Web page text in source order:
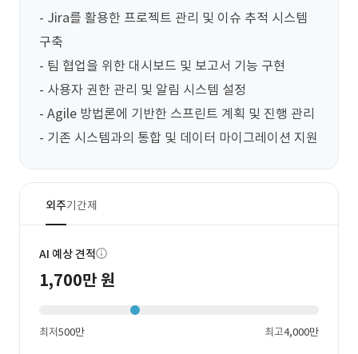
- Jira를 활용한 프로젝트 관리 및 이슈 추적 시스템
구축
- 팀 협업을 위한 대시보드 및 보고서 기능 구현
- 사용자 권한 관리 및 알림 시스템 설정
- Agile 방법론에 기반한 스프린트 계획 및 진행 관리
- 기존 시스템과의 통합 및 데이터 마이그레이션 지원
외주기간제
AI 예상 견적
1,700만 원
최저500만 최고4,000만